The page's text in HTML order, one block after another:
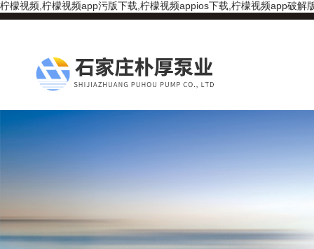
柠檬视频,柠檬视频app污版下载,柠檬视频appios下载,柠檬视频app破解